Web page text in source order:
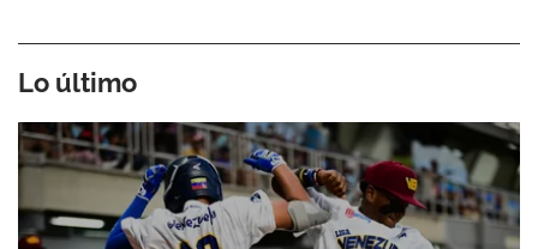
Lo último